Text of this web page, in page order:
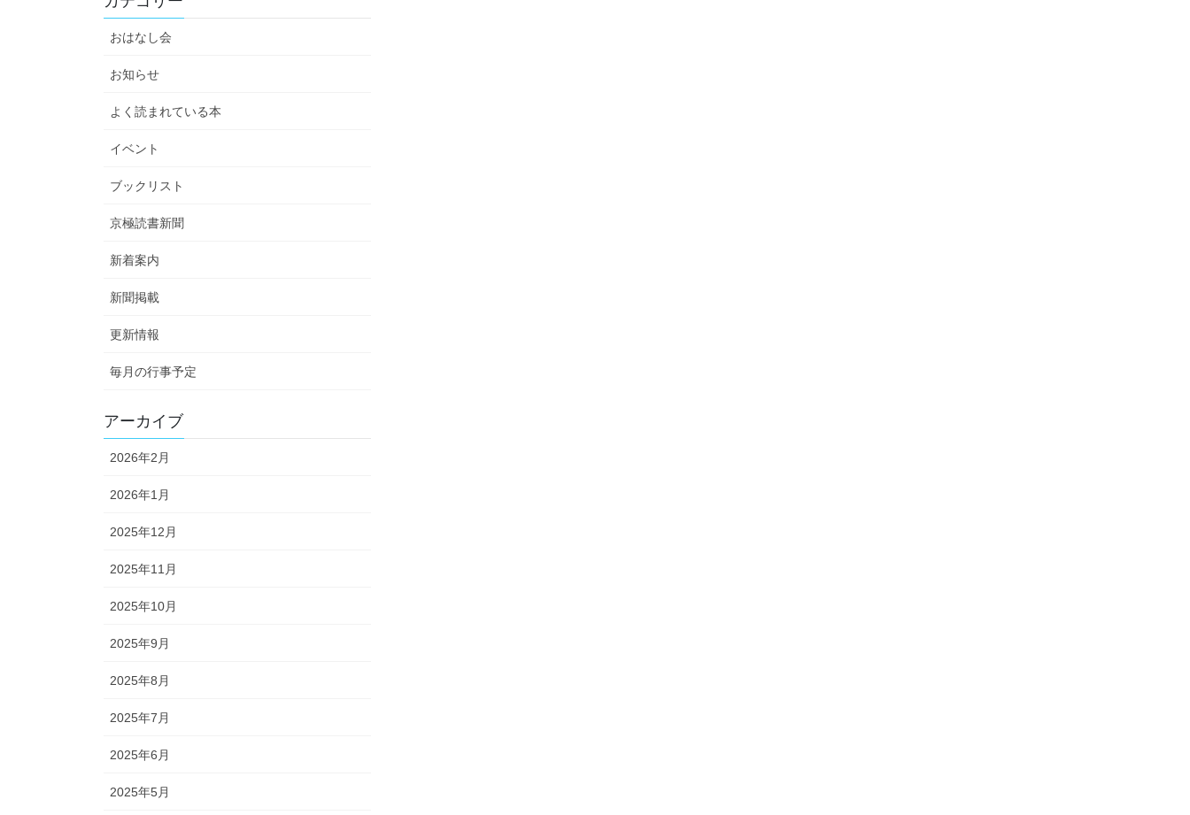
おはなし会
お知らせ
よく読まれている本
イベント
ブックリスト
京極読書新聞
新着案内
新聞掲載
更新情報
毎月の行事予定
アーカイブ
2026年2月
2026年1月
2025年12月
2025年11月
2025年10月
2025年9月
2025年8月
2025年7月
2025年6月
2025年5月